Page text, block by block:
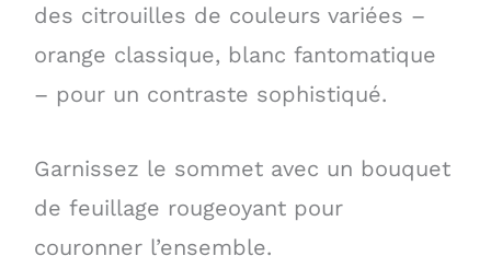
des citrouilles de couleurs variées –
orange classique, blanc fantomatique
– pour un contraste sophistiqué.
Garnissez le sommet avec un bouquet
de feuillage rougeoyant pour
couronner l’ensemble.